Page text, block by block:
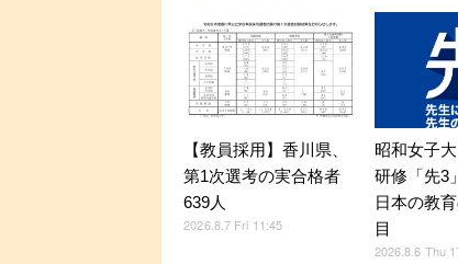
【教員採用】香川県、
第1次選考の実合格者
639人
2026.8.7 Fri 11:45
昭和女子
研修「先3
日本の教
目
2026.8.6 Thu